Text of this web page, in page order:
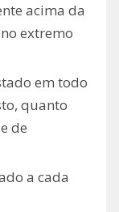
acima da
extremo
em todo
quanto
de
a cada